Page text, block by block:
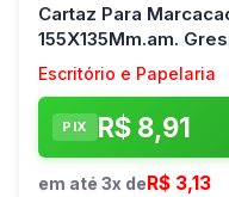
Cartaz Para
155X135Mm.am.
Escritório e Papelaria
PIX R$ 8,91
em até 3x de R$ 3,13